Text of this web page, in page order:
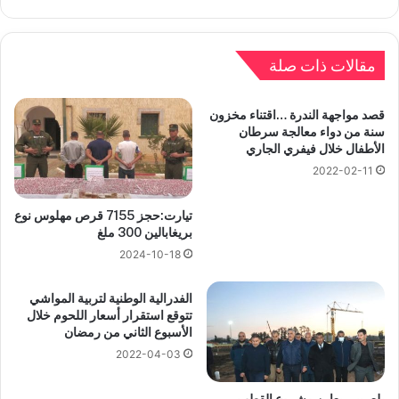
مقالات ذات صلة
قصد مواجهة الندرة …اقتناء مخزون
سنة من دواء معالجة سرطان
الأطفال خلال فيفري الجاري
2022-02-11
تيارت:حجز 7155 قرص مهلوس نوع
بريغابالين 300 ملغ
2024-10-18
الفدرالية الوطنية لتربية المواشي
تتوقع استقرار أسعار اللحوم خلال
الأسبوع الثاني من رمضان
2022-04-03